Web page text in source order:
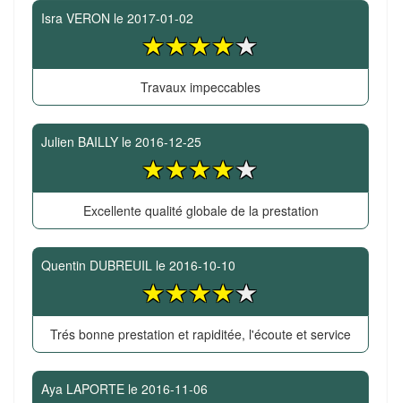
Isra VERON le 2017-01-02
Travaux impeccables
Julien BAILLY le 2016-12-25
Excellente qualité globale de la prestation
Quentin DUBREUIL le 2016-10-10
Trés bonne prestation et rapiditée, l'écoute et service
Aya LAPORTE le 2016-11-06